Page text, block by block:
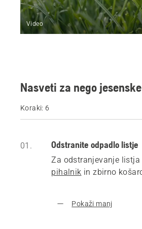
Video
Nasveti za nego
Koraki: 6
01. Odstranite odpadlo listje
Za odstranjevanje listja
pihalnik in zbirno
Pokaži manj